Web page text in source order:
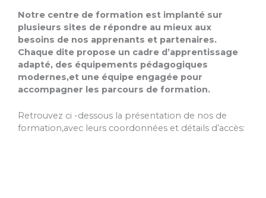
Notre centre de formation est implanté sur
plusieurs sites de répondre au mieux aux
besoins de nos apprenants et partenaires.
Chaque dite propose un cadre d’apprentissage
adapté, des équipements pédagogiques
modernes,et une équipe engagée pour
accompagner les parcours de formation.
Retrouvez ci -dessous la présentation de nos de
formation,avec leurs coordonnées et détails d’accès: